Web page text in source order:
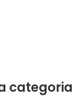
categoria